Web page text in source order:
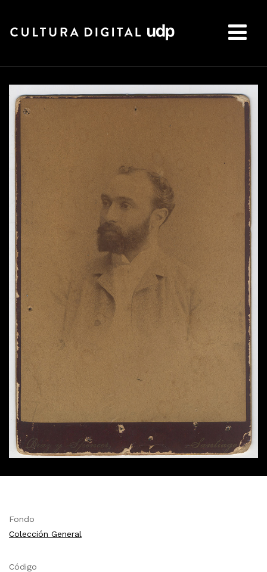
Fondo
Colección General
Código